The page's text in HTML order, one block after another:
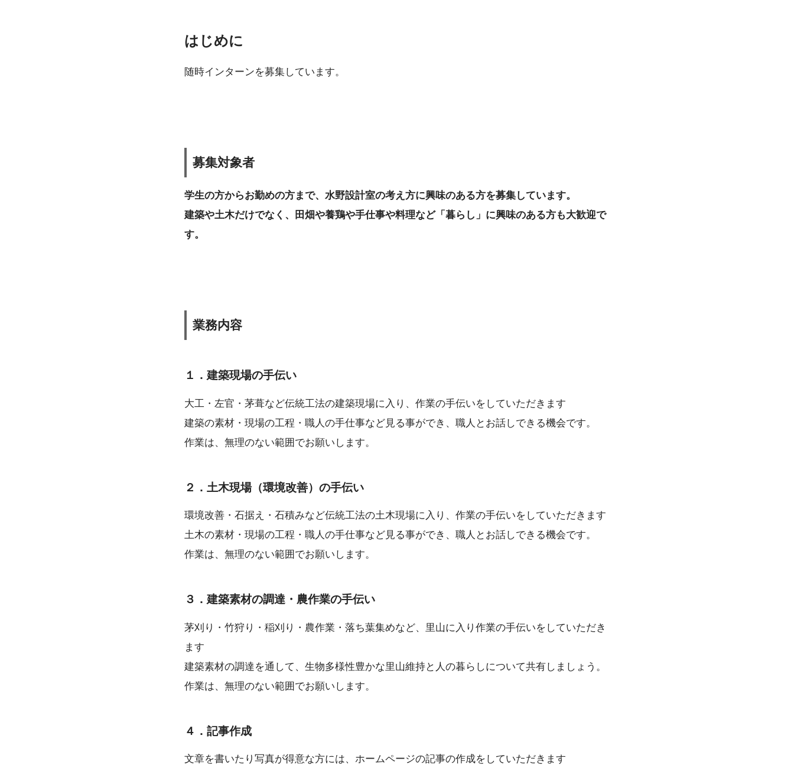
はじめに
随時インターンを募集しています。
募集対象者
学生の方からお勤めの方まで、水野設計室の考え方に興味のある方を募集しています。
建築や土木だけでなく、田畑や養鶏や手仕事や料理など「暮らし」に興味のある方も大歓迎で
す。
業務内容
１．建築現場の手伝い
大工・左官・茅葺など伝統工法の建築現場に入り、作業の手伝いをしていただきます
建築の素材・現場の工程・職人の手仕事など見る事ができ、職人とお話しできる機会です。
作業は、無理のない範囲でお願いします。
２．土木現場（環境改善）の手伝い
環境改善・石据え・石積みなど伝統工法の土木現場に入り、作業の手伝いをしていただきます
土木の素材・現場の工程・職人の手仕事など見る事ができ、職人とお話しできる機会です。
作業は、無理のない範囲でお願いします。
３．建築素材の調達・農作業の手伝い
茅刈り・竹狩り・稲刈り・農作業・落ち葉集めなど、里山に入り作業の手伝いをしていただき
ます
建築素材の調達を通して、生物多様性豊かな里山維持と人の暮らしについて共有しましょう。
作業は、無理のない範囲でお願いします。
４．記事作成
文章を書いたり写真が得意な方には、ホームページの記事の作成をしていただきます